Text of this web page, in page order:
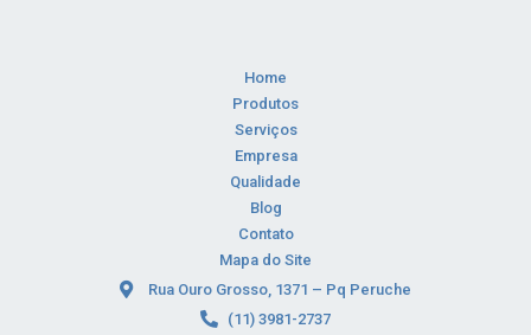
Home
Produtos
Serviços
Empresa
Qualidade
Blog
Contato
Mapa do Site
Rua Ouro Grosso, 1371 – Pq Peruche
(11) 3981-2737